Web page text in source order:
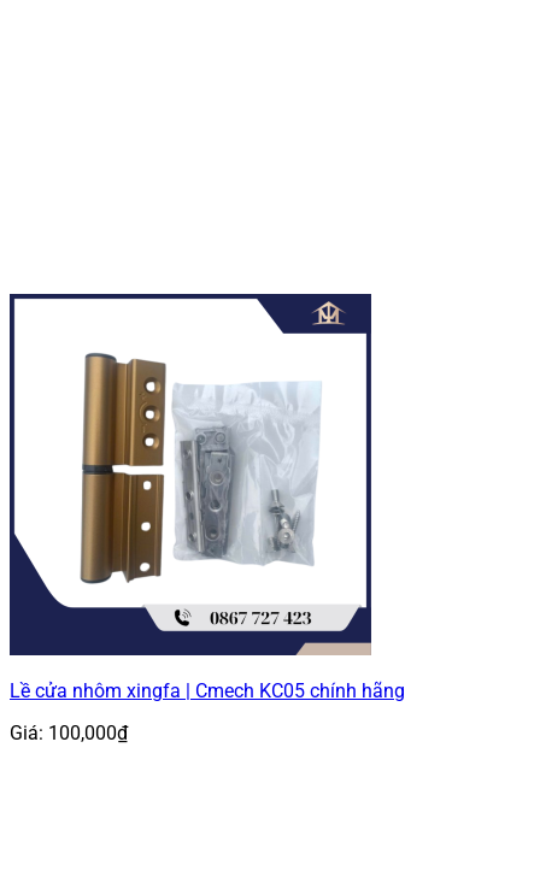
Lề cửa nhôm xingfa | Cmech KC05 chính hãng
Giá: 100,000₫